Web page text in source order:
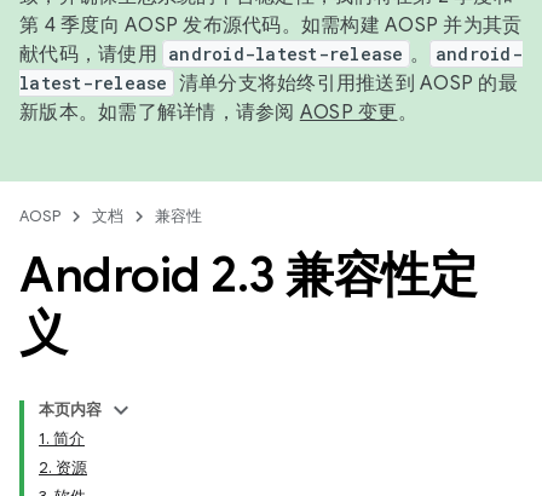
第 4 季度向 AOSP 发布源代码。如需构建 AOSP 并为其贡
献代码，请使用 android-latest-release 。
android-
latest-release 清单分支将始终引用推送到 AOSP 的最
新版本。如需了解详情，请参阅 AOSP 变更。
AOSP 文档 兼容性
Android 2.3 兼容性定
义
本页内容
1. 简介
2. 资源